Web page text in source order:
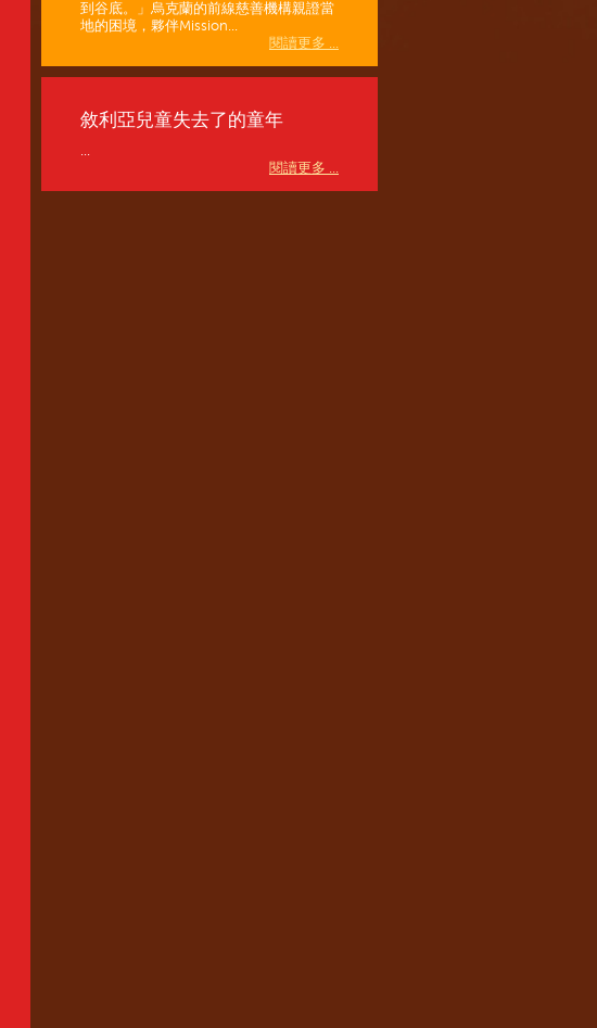
到谷底。」烏克蘭的前線慈善機構親證當
地的困境，夥伴Mission...
閱讀更多 ...
敘利亞兒童失去了的童年
...
閱讀更多 ...